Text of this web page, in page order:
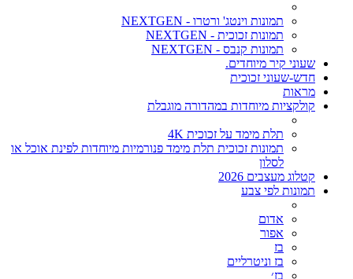
תמונות וינטג' ורטרו - NEXTGEN
תמונות זכוכית - NEXTGEN
תמונות קנבס - NEXTGEN
שעוני קיר מיוחדים.
חדש-שעוני זכוכית
מראות
קולקציות מיוחדות במהדורה מוגבלת
תלת מימד על זכוכית 4K
תמונות זכוכית תלת מימד פנורמיות מיוחדות לפינת אוכל או
לסלון
קטלוג מעצבים 2026
תמונות לפי צבע
אדום
אפור
בז
בז וניטרליים
בז׳